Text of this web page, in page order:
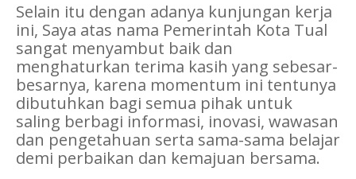
Selain itu dengan adanya kunjungan kerja
ini, Saya atas nama Pemerintah Kota Tual
sangat menyambut baik dan
menghaturkan terima kasih yang sebesar-
besarnya, karena momentum ini tentunya
dibutuhkan bagi semua pihak untuk
saling berbagi informasi, inovasi, wawasan
dan pengetahuan serta sama-sama belajar
demi perbaikan dan kemajuan bersama.